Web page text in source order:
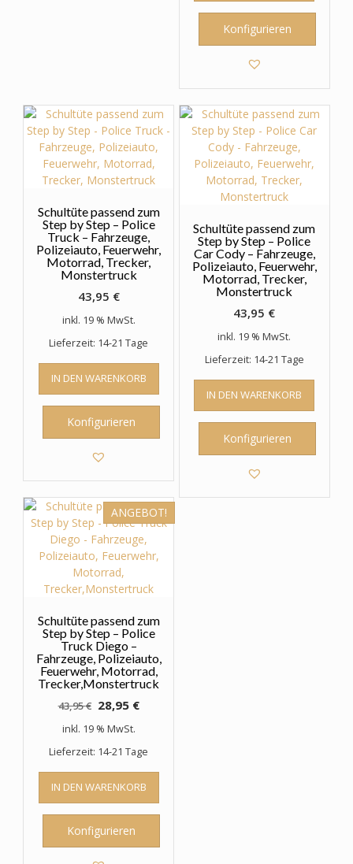
Konfigurieren
Schultüte passend zum
Step by Step – Police
Car Cody – Fahrzeuge,
Polizeiauto, Feuerwehr,
Motorrad, Trecker,
Monstertruck
43,95 €
inkl. 19 % MwSt.
Lieferzeit: 14-21 Tage
IN DEN WARENKORB
Konfigurieren
Schultüte passend zum
Step by Step – Police
Truck – Fahrzeuge,
Polizeiauto, Feuerwehr,
Motorrad, Trecker,
Monstertruck
43,95 €
inkl. 19 % MwSt.
Lieferzeit: 14-21 Tage
IN DEN WARENKORB
Konfigurieren
ANGEBOT!
Schultüte passend zum
Step by Step – Police
Truck Diego –
Fahrzeuge, Polizeiauto,
Feuerwehr, Motorrad,
Trecker,Monstertruck
43,95€ Ursprünglicher
Preis
43,95 €
28,95 €Aktueller
28,95 €.
inkl. 19 % MwSt.
Lieferzeit: 14-21 Tage
IN DEN WARENKORB
Konfigurieren